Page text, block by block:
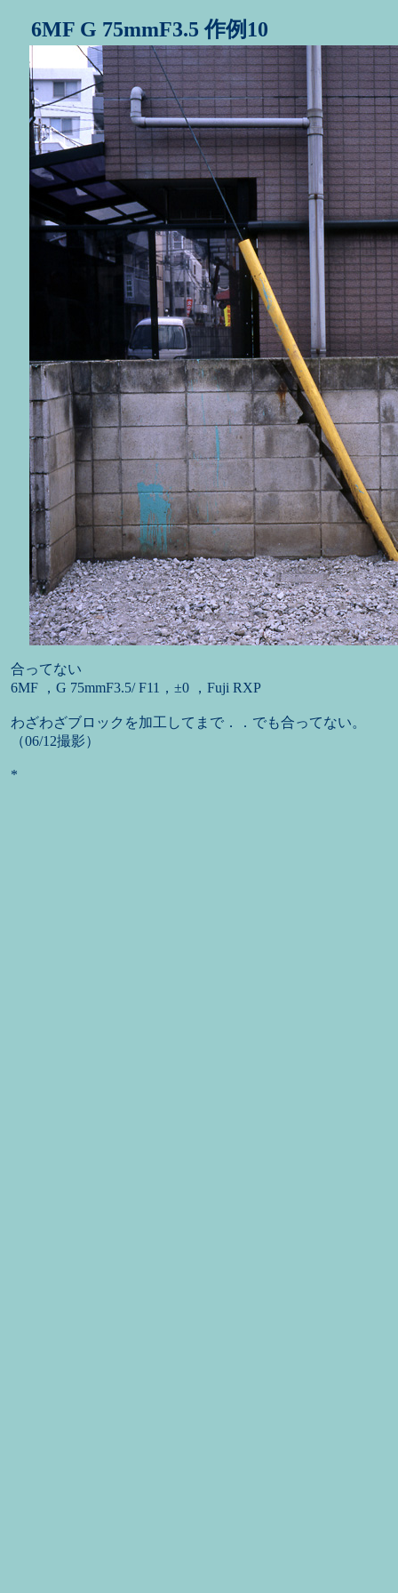
6MF G 75mmF3.5 作例10
合ってない
6MF ，G 75mmF3.5/ F11，±0 ，Fuji RXP
わざわざブロックを加工してまで．．でも合ってない。
（06/12撮影）
*